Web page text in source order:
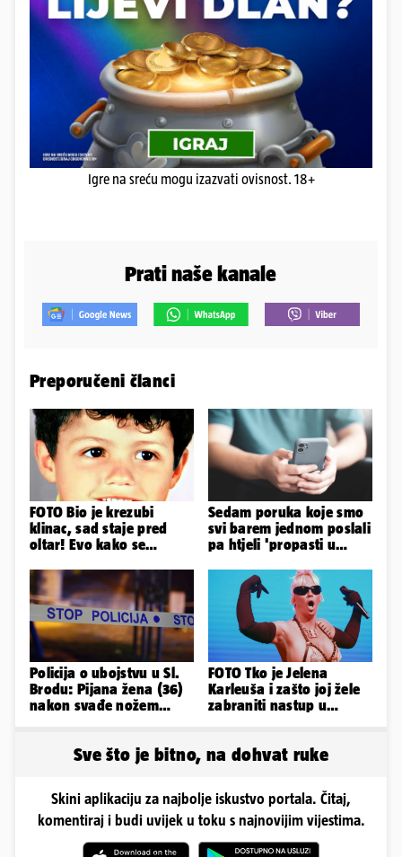
Igre na sreću mogu izazvati ovisnost. 18+
Prati naše kanale
Preporučeni članci
FOTO Bio je krezubi
klinac, sad staje pred
oltar! Evo kako se
najvećih...
Sedam poruka koje smo
svi barem jednom poslali
pa htjeli 'propasti u
Policija o ubojstvu u Sl.
Brodu: Pijana žena (36)
nakon svađe nožem
FOTO Tko je Jelena
Karleuša i zašto joj žele
zabraniti nastup u
Sve što je bitno, na dohvat ruke
Skini aplikaciju za najbolje iskustvo portala. Čitaj,
komentiraj i budi uvijek u toku s najnovijim vijestima.